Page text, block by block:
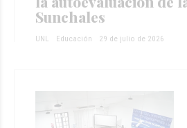
Sunchales
UNL Educación 29 de julio de 2026